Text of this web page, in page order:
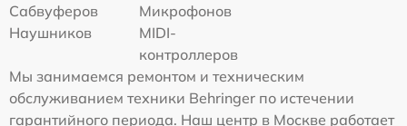
Сабвуферов
Микрофонов
Наушников
MIDI-
контроллеров
Мы занимаемся ремонтом и техническим
обслуживанием техники Behringer по истечении
гарантийного периода. Наш центр в Москве работает